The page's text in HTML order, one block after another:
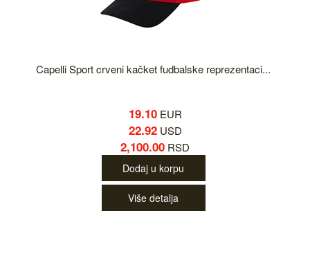
Capelli Sport crveni kačket fudbalske reprezentaci...
19.10EUR
22.92USD
2,100.00 RSD
Dodaj u korpu
Više detalja